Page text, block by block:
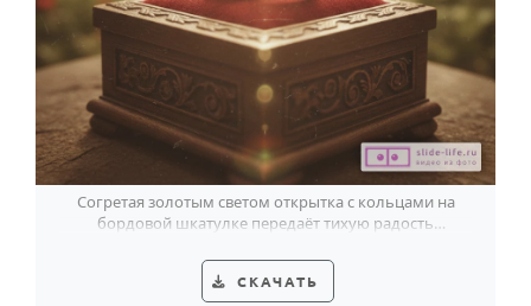
Согретая золотым светом открытка с кольцами на
бордовой шкатулке передаёт тихую радость
СКАЧАТЬ